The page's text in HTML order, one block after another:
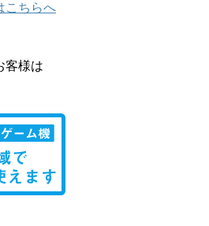
こちらへ
客様は